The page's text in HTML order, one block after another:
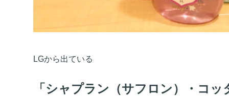
LGから出ている
「シャプラン（サフロン）・コッ